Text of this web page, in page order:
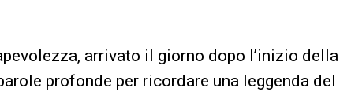
arrivato il giorno dopo l’inizio della
profonde per ricordare una leggenda del